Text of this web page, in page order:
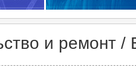
и ремонт /